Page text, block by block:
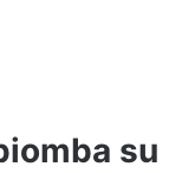
su